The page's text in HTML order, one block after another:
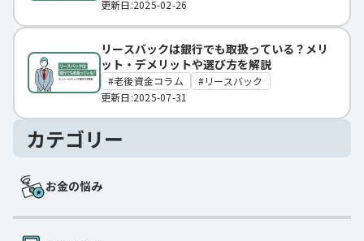
更新日:2025-02-26
リースバックは銀行でも取扱っている？メリ
ット・デメリットや選び方を解説
老後資金コラム
リースバック
更新日:2025-07-31
カテゴリー
お金の悩み